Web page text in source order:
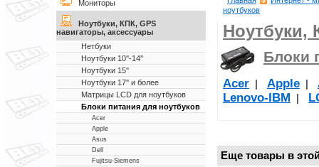
Мониторы
Ноутбуки, КПК, GPS
навигаторы, аксессуары
Нетбуки
Ноутбуки 10''-14''
Ноутбуки 15''
Ноутбуки 17'' и более
Матрицы LCD для ноутбуков
Блоки питания для ноутбуков
Acer
Apple
Asus
Dell
Fujitsu-Siemens
ноутбуков
Ноутбуки,
Блоки
Acer | Apple |
Lenovo-IBM |
Еще товары в